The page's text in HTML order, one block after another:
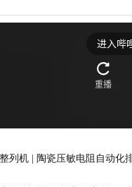
列机 | 陶瓷压敏电阻自动化